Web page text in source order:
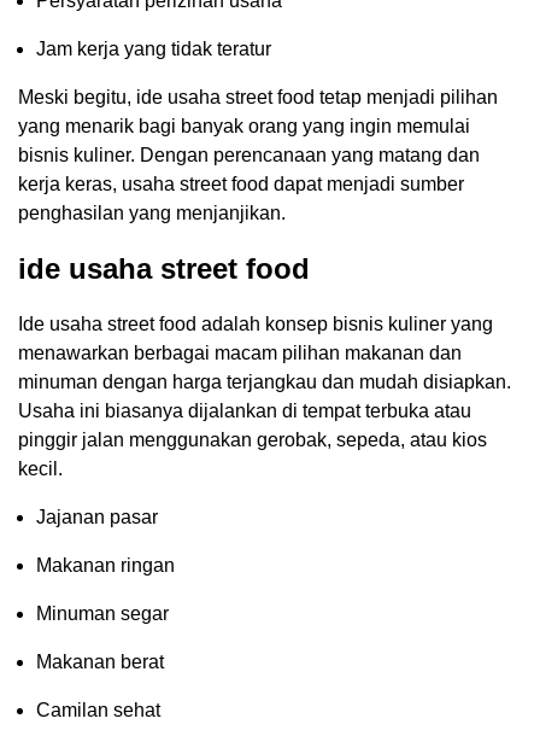
Jam kerja yang tidak teratur
Meski begitu, ide usaha street food tetap menjadi pilihan
yang menarik bagi banyak orang yang ingin memulai
bisnis kuliner. Dengan perencanaan yang matang dan
kerja keras, usaha street food dapat menjadi sumber
penghasilan yang menjanjikan.
ide usaha street food
Ide usaha street food adalah konsep bisnis kuliner yang
menawarkan berbagai macam pilihan makanan dan
minuman dengan harga terjangkau dan mudah disiapkan.
Usaha ini biasanya dijalankan di tempat terbuka atau
pinggir jalan menggunakan gerobak, sepeda, atau kios
kecil.
Jajanan pasar
Makanan ringan
Minuman segar
Makanan berat
Camilan sehat